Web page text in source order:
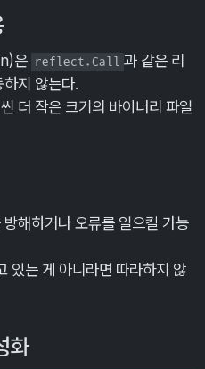
은 reflect.Call 과 같은 리
지 않는다.
더 작은 크기의 바이너리 파일
해하거나 오류를 일으킬 가능
있는 게 아니라면 따라하지 않
화